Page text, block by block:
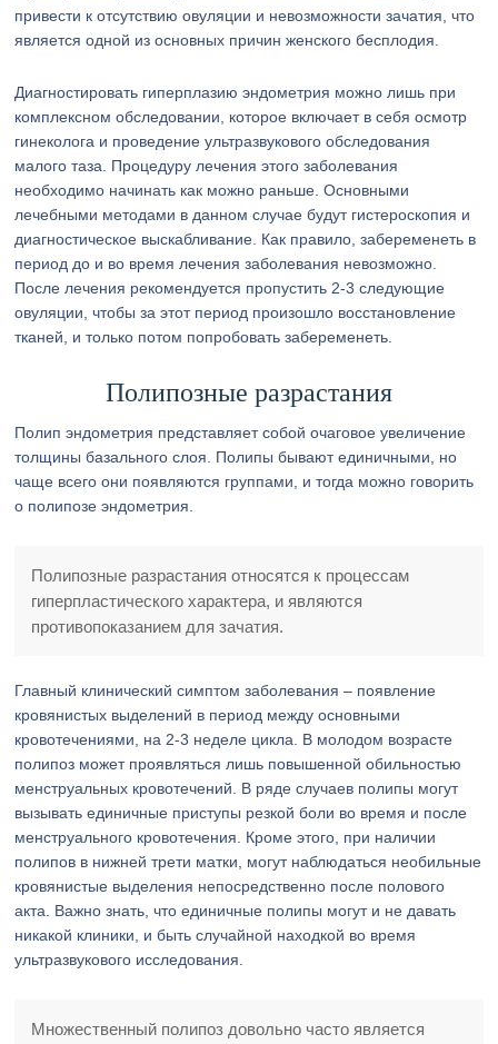
привести к отсутствию овуляции и невозможности зачатия, что
является одной из основных причин женского бесплодия.
Диагностировать гиперплазию эндометрия можно лишь при
комплексном обследовании, которое включает в себя осмотр
гинеколога и проведение ультразвукового обследования
малого таза. Процедуру лечения этого заболевания
необходимо начинать как можно раньше. Основными
лечебными методами в данном случае будут гистероскопия и
диагностическое выскабливание. Как правило, забеременеть в
период до и во время лечения заболевания невозможно.
После лечения рекомендуется пропустить 2-3 следующие
овуляции, чтобы за этот период произошло восстановление
тканей, и только потом попробовать забеременеть.
Полипозные разрастания
Полип эндометрия представляет собой очаговое увеличение
толщины базального слоя. Полипы бывают единичными, но
чаще всего они появляются группами, и тогда можно говорить
о полипозе эндометрия.
Полипозные разрастания относятся к процессам
гиперпластического характера, и являются
противопоказанием для зачатия.
Главный клинический симптом заболевания – появление
кровянистых выделений в период между основными
кровотечениями, на 2-3 неделе цикла. В молодом возрасте
полипоз может проявляться лишь повышенной обильностью
менструальных кровотечений. В ряде случаев полипы могут
вызывать единичные приступы резкой боли во время и после
менструального кровотечения. Кроме этого, при наличии
полипов в нижней трети матки, могут наблюдаться необильные
кровянистые выделения непосредственно после полового
акта. Важно знать, что единичные полипы могут и не давать
никакой клиники, и быть случайной находкой во время
ультразвукового исследования.
Множественный полипоз довольно часто является